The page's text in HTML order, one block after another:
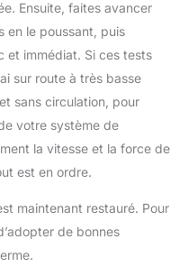
Ensuite, faites avancer
en le poussant, puis
et immédiat. Si ces tests
sur route à très basse
sans circulation, pour
votre système de
la vitesse et la force de
est en ordre.
maintenant restauré. Pour
de bonnes